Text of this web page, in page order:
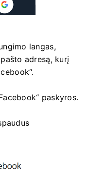
langas,
adresą, kurį
paskyros.